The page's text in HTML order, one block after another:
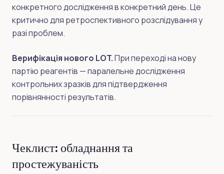
конкретного дослідження в конкретний день. Це
критично для ретроспективного розслідування у
разі проблем.
Верифікація нового LOT.При переході на нову
партію реагентів — паралельне дослідження
контрольних зразків для підтвердження
порівнянності результатів.
Чеклист: обладнання та
простежуваність